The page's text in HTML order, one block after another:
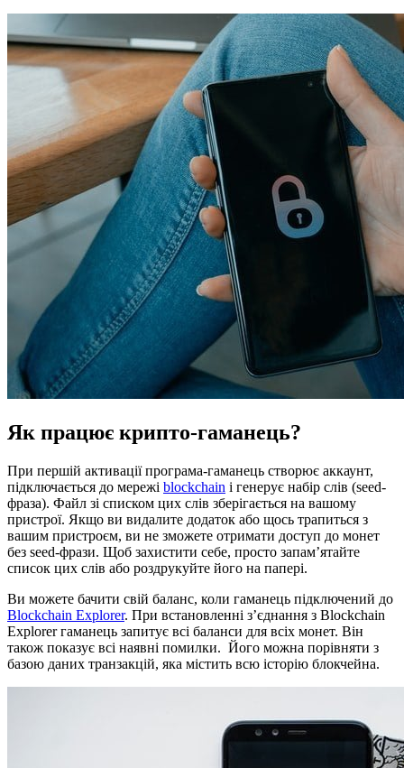
Як працює крипто-гаманець?
При першій активації програма-гаманець створює аккаунт,
підключається до мережі blockchain і генерує набір слів (seed-
фраза). Файл зі списком цих слів зберігається на вашому
пристрої. Якщо ви видалите додаток або щось трапиться з
вашим пристроєм, ви не зможете отримати доступ до монет
без seed-фрази. Щоб захистити себе, просто запам’ятайте
список цих слів або роздрукуйте його на папері.
Ви можете бачити свій баланс, коли гаманець підключений до
Blockchain Explorer. При встановленні з’єднання з Blockchain
Explorer гаманець запитує всі баланси для всіх монет. Він
також показує всі наявні помилки. Його можна порівняти з
базою даних транзакцій, яка містить всю історію блокчейна.